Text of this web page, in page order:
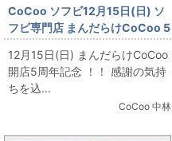
CoCoo ソフビ12月15日(日) ソ
フビ専門店 まんだらけCoCoo 5
周年記念 「大協 生きていたきょ
うりゅうと怪獣 ステゴザウルス
大 」
12月15日(日) まんだらけCoCoo
開店5周年記念 ！！ 感謝の気持
ちを込...
CoCoo 中林